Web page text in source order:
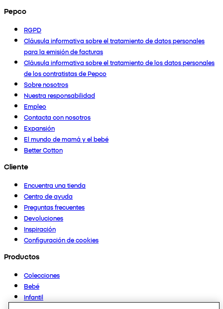
Pepco
RGPD
Cláusula informativa sobre el tratamiento de datos personales
para la emisión de facturas
Cláusula informativa sobre el tratamiento de los datos personales
de los contratistas de Pepco
Sobre nosotros
Nuestra responsabilidad
Empleo
Contacta con nosotros
Expansión
El mundo de mamá y el bebé
Better Cotton
Cliente
Encuentra una tienda
Centro de ayuda
Preguntas frecuentes
Devoluciones
Inspiración
Configuración de cookies
Productos
Colecciones
Bebé
Infantil